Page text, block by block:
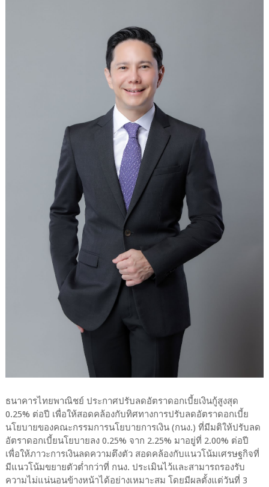
ธนาคารไทยพาณิชย์ ประกาศปรับลดอัตราดอกเบี้ยเงินกู้สูงสุด
0.25% ต่อปี เพื่อให้สอดคล้องกับทิศทางการปรับลดอัตราดอกเบี้ย
นโยบายของคณะกรรมการนโยบายการเงิน (กนง.) ที่มีมติให้ปรับลด
อัตราดอกเบี้ยนโยบายลง 0.25% จาก 2.25% มาอยู่ที่ 2.00% ต่อปี
เพื่อให้ภาวะการเงินลดความตึงตัว สอดคล้องกับแนวโน้มเศรษฐกิจที่
มีแนวโน้มขยายตัวต่ำกว่าที่ กนง. ประเมินไว้และสามารถรองรับ
ความไม่แน่นอนข้างหน้าได้อย่างเหมาะสม โดยมีผลตั้งแต่วันที่ 3